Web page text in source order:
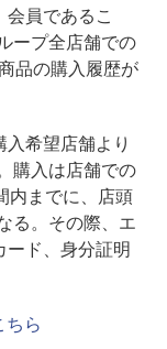
員であるこ
ープ全店舗での
品の購入履歴が
希望店舗より
購入は店舗での
内までに、店頭
る。その際、エ
ード、身分証明
ちら